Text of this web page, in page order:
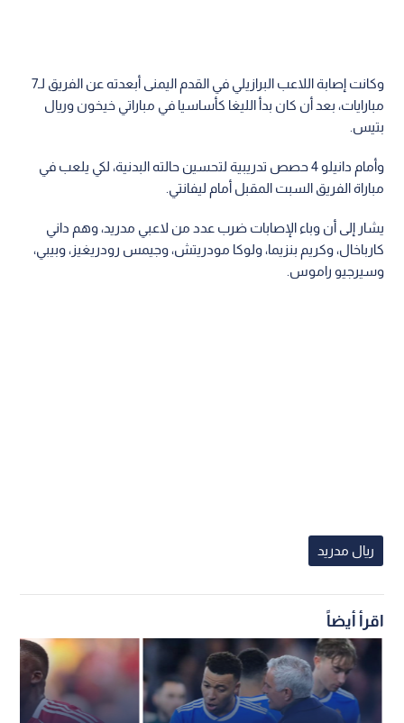
وكانت إصابة اللاعب البرازيلي في القدم اليمنى أبعدته عن الفريق لـ7
مبارايات، بعد أن كان بدأ الليغا كأساسيا في مباراتي خيخون وريال
بتيس.
وأمام دانيلو 4 حصص تدريبية لتحسين حالته البدنية، لكي يلعب في
مباراة الفريق السبت المقبل أمام ليفانتي.
يشار إلى أن وباء الإصابات ضرب عدد من لاعبي مدريد، وهم داني
كارباخال، وكريم بنزيما، ولوكا مودريتش، وجيمس رودريغيز، وبيبي،
وسيرجيو راموس.
ريال مدريد
اقرأ أيضاً